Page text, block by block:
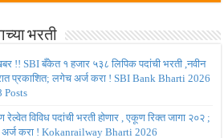
भरती
!! SBI बँकेत १ हजार ५३८ लिपिक पदांची भरती ,नवीन
प्रकाशित; लगेच अर्ज करा ! SBI Bank Bharti 2026
Posts
विविध पदांची भरती होणार , एकूण रिक्त जागा २०२ ;
करा ! Kokanrailway Bharti 2026